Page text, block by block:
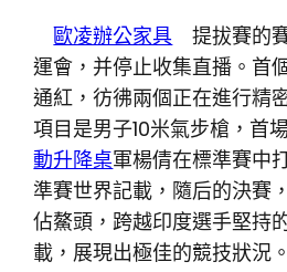
歐凌辦公家具 提拔賽的
運會，并停止收集直播。首
通紅，彷彿兩個正在進行精
項目是男子10米氣步槍，首
動升降桌軍楊倩在標準賽中
準賽世界記載，隨后的決賽
佔鰲頭，跨越印度選手堅持
載，展現出極佳的競技狀況